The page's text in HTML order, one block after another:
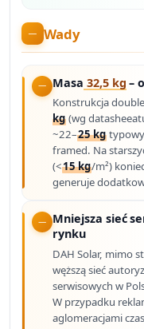
Wady
Masa 32,5 kg –
Konstrukcja
kg (wg
~22–25 kg
framed. Na
(<15 kg/m²)
generuje
Mniejsza sieć
rynku
DAH Solar, mimo
węższą sieć
serwisowych w
W przypadku
aglomeracjami